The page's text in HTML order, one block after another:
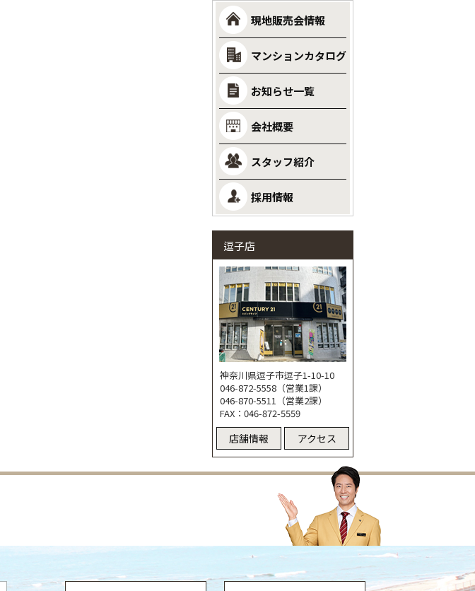
現地販売会情報
マンションカタログ
お知らせ一覧
会社概要
スタッフ紹介
採用情報
逗子店
神奈川県逗子市逗子1-10-10
046-872-5558（営業1課）
046-870-5511（営業2課）
FAX：046-872-5559
店舗情報 アクセス